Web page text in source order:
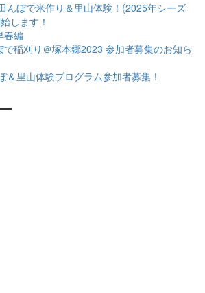
んぼで米作り＆里山体験！(2025年シーズ
します！
春編
稲刈り＠塚本郷2023 参加者募集のお知ら
＆里山体験プログラム参加者募集！